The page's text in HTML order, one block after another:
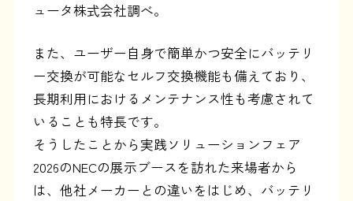
ュータ株式会社調べ。
また、ユーザー自身で簡単かつ安全にバッテリ
ー交換が可能なセルフ交換機能も備えており、
長期利用におけるメンテナンス性も考慮されて
いることも特長です。
そうしたことから実践ソリューションフェア
2026のNECの展示ブースを訪れた来場者から
は、他社メーカーとの違いをはじめ、バッテリ